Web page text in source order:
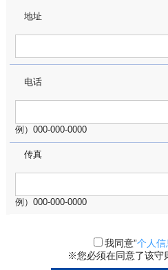
地址
电话
例）000-000-0000
传真
例）000-000-0000
我同意”个人信
※您必须在同意了该守